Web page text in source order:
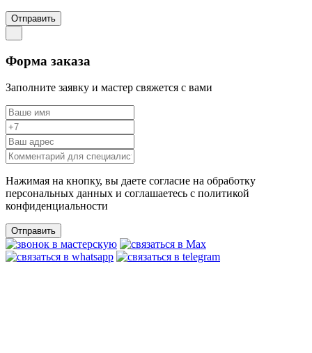
Отправить
Форма заказа
Заполните заявку и мастер свяжется с вами
Нажимая на кнопку, вы даете согласие на обработку
персональных данных и соглашаетесь c политикой
конфиденциальности
Отправить